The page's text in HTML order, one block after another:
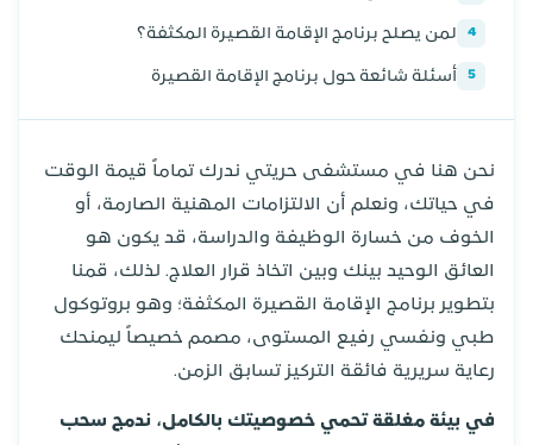
4 لمن يصلح برنامج الإقامة القصيرة المكثفة؟
5 أسئلة شائعة حول برنامج الإقامة القصيرة
نحن هنا في مستشفى حريتي ندرك تماماً قيمة الوقت
في حياتك، ونعلم أن الالتزامات المهنية الصارمة، أو
الخوف من خسارة الوظيفة والدراسة، قد يكون هو
العائق الوحيد بينك وبين اتخاذ قرار العلاج. لذلك، قمنا
بتطوير برنامج الإقامة القصيرة المكثفة؛ وهو بروتوكول
طبي ونفسي رفيع المستوى، مصمم خصيصاً ليمنحك
رعاية سريرية فائقة التركيز تسابق الزمن.
في بيئة مغلقة تحمي خصوصيتك بالكامل، ندمج سحب